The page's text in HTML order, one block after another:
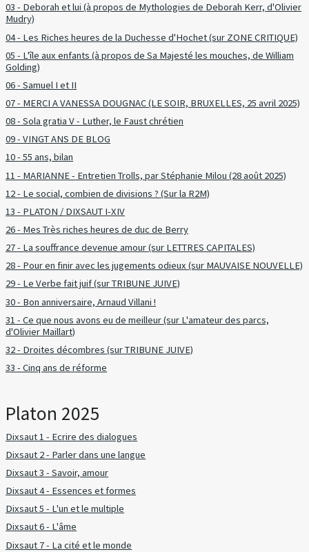
03 - Deborah et lui (à propos de Mythologies de Deborah Kerr, d'Olivier
Mudry)
04 - Les Riches heures de la Duchesse d'Hochet (sur ZONE CRITIQUE)
05 - L'île aux enfants (à propos de Sa Majesté les mouches, de William
Golding)
06 - Samuel I et II
07 - MERCI A VANESSA DOUGNAC (LE SOIR, BRUXELLES, 25 avril 2025)
08 - Sola gratia V - Luther, le Faust chrétien
09 - VINGT ANS DE BLOG
10 - 55 ans, bilan
11 - MARIANNE - Entretien Trolls, par Stéphanie Milou (28 août 2025)
12 - Le social, combien de divisions ? (Sur la R2M)
13 - PLATON / DIXSAUT I-XIV
26 - Mes Très riches heures de duc de Berry
27 - La souffrance devenue amour (sur LETTRES CAPITALES)
28 - Pour en finir avec les jugements odieux (sur MAUVAISE NOUVELLE)
29 - Le Verbe fait juif (sur TRIBUNE JUIVE)
30 - Bon anniversaire, Arnaud Villani !
31 - Ce que nous avons eu de meilleur (sur L'amateur des parcs,
d'Olivier Maillart)
32 - Droites décombres (sur TRIBUNE JUIVE)
33 - Cinq ans de réforme
Platon 2025
Dixsaut 1 - Ecrire des dialogues
Dixsaut 2 - Parler dans une langue
Dixsaut 3 - Savoir, amour
Dixsaut 4 - Essences et formes
Dixsaut 5 - L'un et le multiple
Dixsaut 6 - L'âme
Dixsaut 7 - La cité et le monde